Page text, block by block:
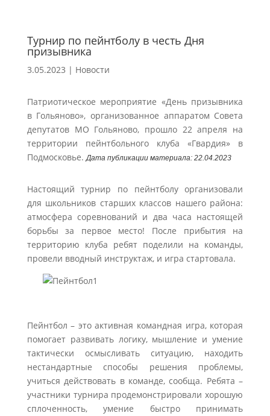
Турнир по пейнтболу в честь Дня
призывника
3.05.2023 | Новости
Патриотическое мероприятие «День призывника
в Гольяново», организованное аппаратом Совета
депутатов МО Гольяново, прошло 22 апреля на
территории пейнтбольного клуба «Гвардия» в
Подмосковье.Дата публикации материала: 22.04.2023
Настоящий турнир по пейнтболу организовали
для школьников старших классов нашего района:
атмосфера соревнований и два часа настоящей
борьбы за первое место! После прибытия на
территорию клуба ребят поделили на команды,
провели вводный инструктаж, и игра стартовала.
Пейнтбол – это активная командная игра, которая
помогает развивать логику, мышление и умение
тактически осмысливать ситуацию, находить
нестандартные способы решения проблемы,
учиться действовать в команде, сообща. Ребята –
участники турнира продемонстрировали хорошую
сплоченность, умение быстро принимать